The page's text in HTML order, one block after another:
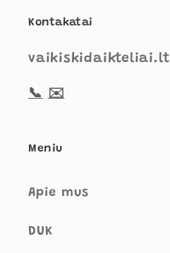
Kontakatai
vaikiskidaikteliai.lt
📞 ✉️
Meniu
Apie mus
DUK